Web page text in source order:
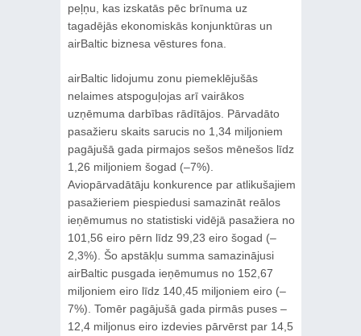
peļņu, kas izskatās pēc brīnuma uz
tagadējās ekonomiskās konjunktūras un
airBaltic biznesa vēstures fona.
airBaltic lidojumu zonu piemeklējušās
nelaimes atspoguļojas arī vairākos
uzņēmuma darbības rādītājos. Pārvadāto
pasažieru skaits sarucis no 1,34 miljoniem
pagājušā gada pirmajos sešos mēnešos līdz
1,26 miljoniem šogad (–7%).
Aviopārvadātāju konkurence par atlikušajiem
pasažieriem piespiedusi samazināt reālos
ieņēmumus no statistiski vidējā pasažiera no
101,56 eiro pērn līdz 99,23 eiro šogad (–
2,3%). Šo apstākļu summa samazinājusi
airBaltic pusgada ieņēmumus no 152,67
miljoniem eiro līdz 140,45 miljoniem eiro (–
7%). Tomēr pagājušā gada pirmās puses –
12,4 miljonus eiro izdevies pārvērst par 14,5